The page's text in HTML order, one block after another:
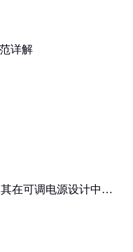
详解
在可调电源设计中的